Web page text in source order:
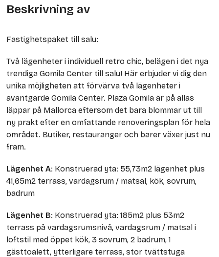
Beskrivning av
Fastighetspaket till salu:
Två lägenheter i individuell retro chic, belägen i det nya
trendiga Gomila Center till salu! Här erbjuder vi dig den
unika möjligheten att förvärva två lägenheter i
avantgarde Gomila Center. Plaza Gomila är på allas
läppar på Mallorca eftersom det bara blommar ut till
ny prakt efter en omfattande renoveringsplan för hela
området. Butiker, restauranger och barer växer just nu
fram.
Lägenhet A: Konstruerad yta: 55,73m2 lägenhet plus
41,65m2 terrass, vardagsrum / matsal, kök, sovrum,
badrum
Lägenhet B: Konstruerad yta: 185m2 plus 53m2
terrass på vardagsrumsnivå, vardagsrum / matsal i
loftstil med öppet kök, 3 sovrum, 2 badrum, 1
gästtoalett, ytterligare terrass, stor tvättstuga